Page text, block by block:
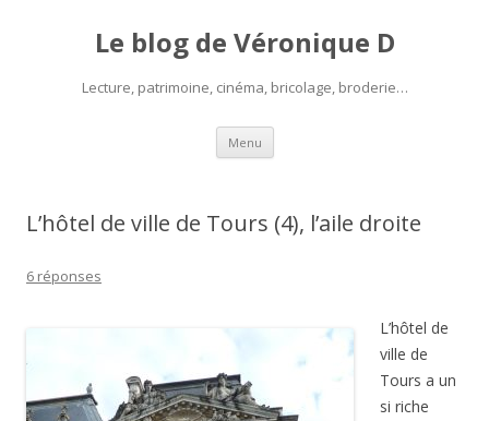
Le blog de Véronique D
Lecture, patrimoine, cinéma, bricolage, broderie…
Menu Aller
contenu
L’hôtel de ville de Tours (4), l’aile droite
6 réponses
L’hôtel de
ville de
Tours a un
si riche